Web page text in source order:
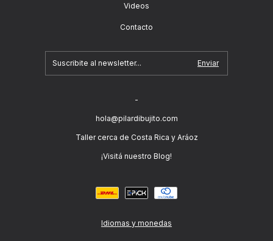
Videos
Contacto
-
hola@pilardibujito.com
Taller cerca de Costa Rica y Aráoz
¡Visitá nuestro Blog!
Idiomas y monedas